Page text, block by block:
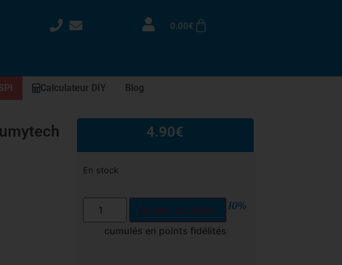
0.00€
Calculateur DIY Blog
4.90€
En stock
Ajouter au panier 10%
cumulés en points fidélités